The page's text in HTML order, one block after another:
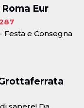
Eur
e Consegna